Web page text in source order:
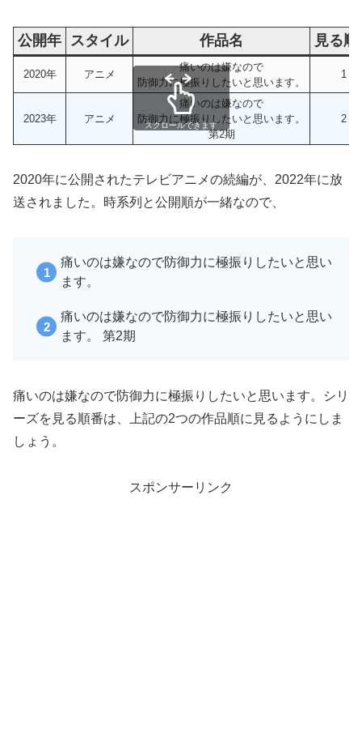
公開年 スタイル 作品名 見る順
2020年 アニメ
痛いのは嫌なので
防御力に極振りしたいと思います。
1
2023年 アニメ
痛いのは嫌なので
防御力に極振りしたいと思います。
第2期
2
スクロールできます
2020年に公開されたテレビアニメの続編が、2022年に放
送されました。時系列と公開順が一緒なので、
痛いのは嫌なので防御力に極振りしたいと思い
ます。
痛いのは嫌なので防御力に極振りしたいと思い
ます。 第2期
痛いのは嫌なので防御力に極振りしたいと思います。シリ
ーズを見る順番は、上記の2つの作品順に見るようにしま
しょう。
スポンサーリンク